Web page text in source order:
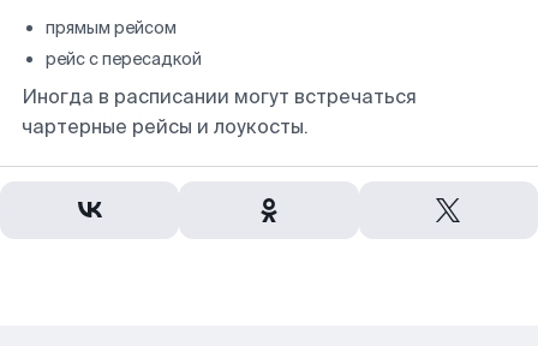
прямым рейсом
рейс с пересадкой
Иногда в расписании могут встречаться
чартерные рейсы и лоукосты.